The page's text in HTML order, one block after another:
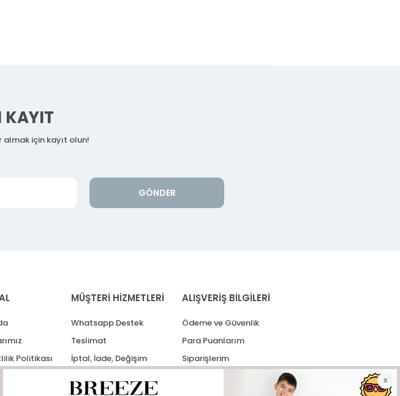
KAYIT
almak için kayıt olun!
GÖNDER
Politikası
Ödeme
MÜŞTERİ HİZMETLERİ
Whatsapp Destek
Teslimat
İptal, İade, Değişim
ALIŞVERİŞ BİLGİLERİ
Ödeme ve Güvenlik
Para Puanlarım
Siparişlerim